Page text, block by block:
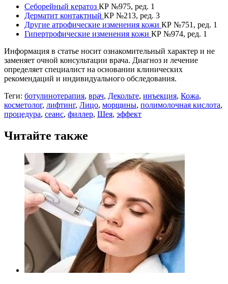
Себорейный кератоз КР №975, ред. 1
Дерматит контактный КР №213, ред. 3
Другие атрофические изменения кожи КР №751, ред. 1
Гипертрофические изменения кожи КР №974, ред. 1
Информация в статье носит ознакомительный характер и не
заменяет очной консультации врача. Диагноз и лечение
определяет специалист на основании клинических
рекомендаций и индивидуального обследования.
Теги: ботулинотерапия, врач, Декольте, инъекция, Кожа,
косметолог, лифтинг, Лицо, морщины, полимолочная кислота,
процедура, сеанс, филлер, Шея, эффект
Читайте также